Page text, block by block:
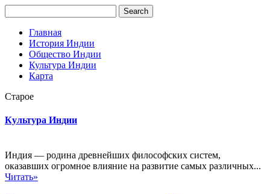
Главная
История Индии
Общество Индии
Культура Индии
Карта
Старое
Культура Индии
Индия — родина древнейших философских систем,
оказавших огромное влияние на развитие самых различных...
Читать»